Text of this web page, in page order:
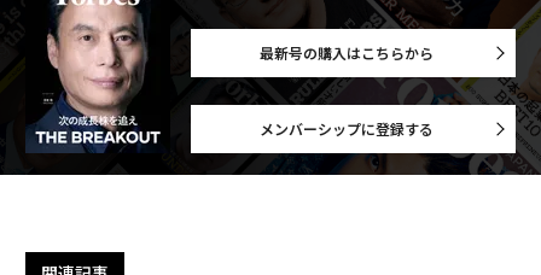
最新号の購入はこちらから
メンバーシップに登録する